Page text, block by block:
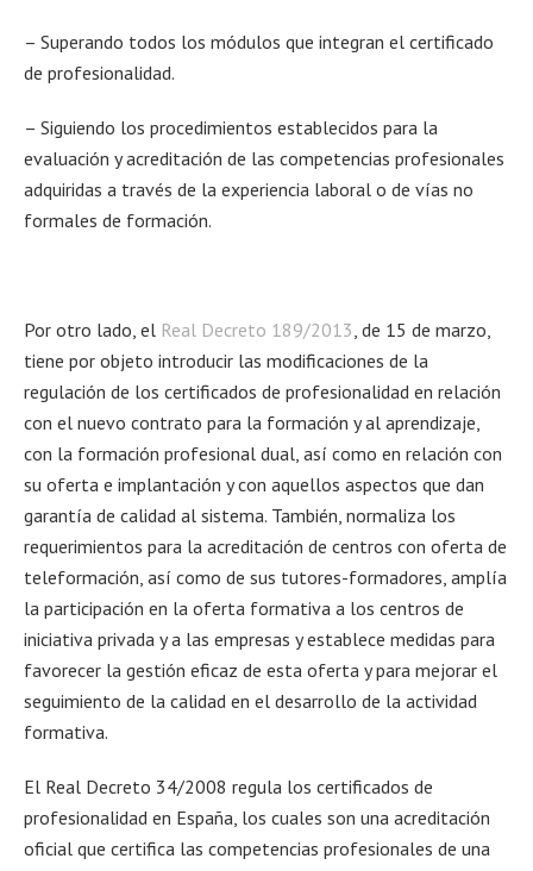
– Superando todos los módulos que integran el certificado
de profesionalidad.
– Siguiendo los procedimientos establecidos para la
evaluación y acreditación de las competencias profesionales
adquiridas a través de la experiencia laboral o de vías no
formales de formación.
Por otro lado, el Real Decreto 189/2013 , de 15 de marzo,
tiene por objeto introducir las modificaciones de la
regulación de los certificados de profesionalidad en relación
con el nuevo contrato para la formación y al aprendizaje,
con la formación profesional dual, así como en relación con
su oferta e implantación y con aquellos aspectos que dan
garantía de calidad al sistema. También, normaliza los
requerimientos para la acreditación de centros con oferta de
teleformación, así como de sus tutores-formadores, amplía
la participación en la oferta formativa a los centros de
iniciativa privada y a las empresas y establece medidas para
favorecer la gestión eficaz de esta oferta y para mejorar el
seguimiento de la calidad en el desarrollo de la actividad
formativa.
El Real Decreto 34/2008 regula los certificados de
profesionalidad en España, los cuales son una acreditación
oficial que certifica las competencias profesionales de una